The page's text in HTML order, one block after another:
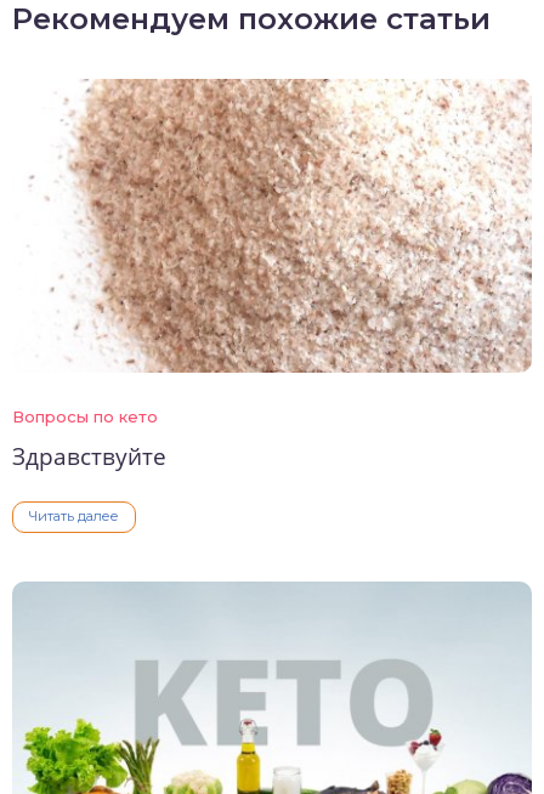
Рекомендуем похожие статьи
Вопросы по кето
Здравствуйте
Читать далее